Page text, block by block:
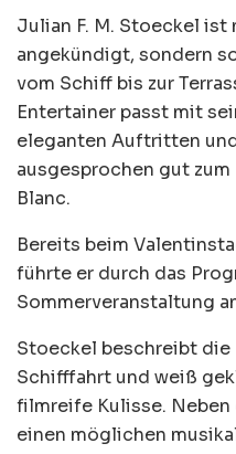
Julian F. M. Stoeckel
angekündigt, sondern
vom Schiff bis zur
Entertainer passt mit
eleganten Auftritten
ausgesprochen gut
Blanc.
Bereits beim
führte er durch das
Sommerveranstaltung
Stoeckel beschreibt die
Schifffahrt und weiß
filmreife Kulisse.
einen möglichen